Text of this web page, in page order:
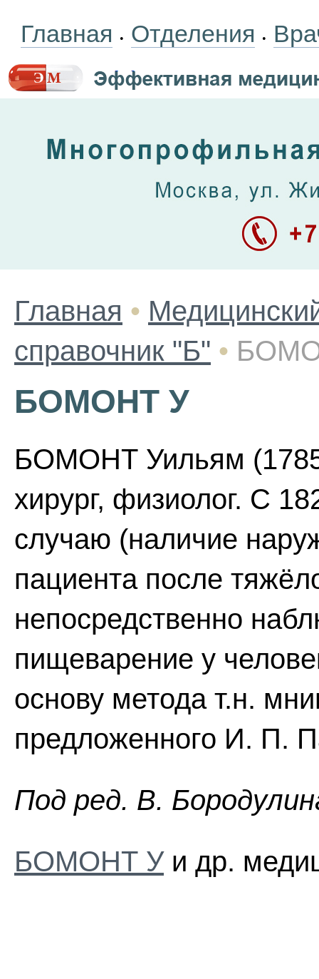
Главная • Отделения •
Главная •
справочник "Б" •
БОМОНТ У
БОМОНТ Уильям
хирург, физиолог. С
случаю (наличие
пациента после
непосредственно
пищеварение у
основу метода т.н.
предложенного И. П.
Пoд peд. B.
БОМОНТ Уи др.